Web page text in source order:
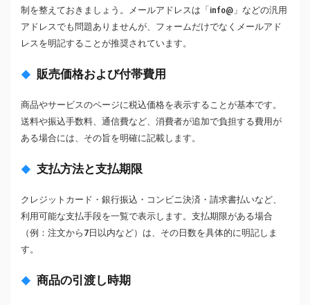
制を整えておきましょう。メールアドレスは「info@」などの汎用
アドレスでも問題ありませんが、フォームだけでなくメールアド
レスを明記することが推奨されています。
販売価格および付帯費用
商品やサービスのページに税込価格を表示することが基本です。
送料や振込手数料、通信費など、消費者が追加で負担する費用が
ある場合には、その旨を明確に記載します。
支払方法と支払期限
クレジットカード・銀行振込・コンビニ決済・請求書払いなど、
利用可能な支払手段を一覧で表示します。支払期限がある場合
（例：注文から7日以内など）は、その日数を具体的に明記しま
す。
商品の引渡し時期